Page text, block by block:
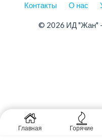
Контакты О нас
© 2026 ИД "Жан" -
Главная Горячие